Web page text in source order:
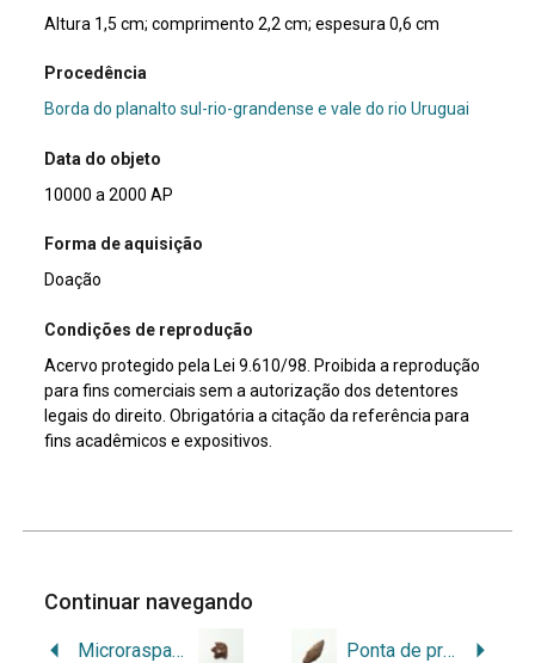
Altura 1,5 cm; comprimento 2,2 cm; espesura 0,6 cm
Procedência
Borda do planalto sul-rio-grandense e vale do rio Uruguai
Data do objeto
10000 a 2000 AP
Forma de aquisição
Doação
Condições de reprodução
Acervo protegido pela Lei 9.610/98. Proibida a reprodução
para fins comerciais sem a autorização dos detentores
legais do direito. Obrigatória a citação da referência para
fins acadêmicos e expositivos.
Continuar navegando
Microraspador Ponta de projétil